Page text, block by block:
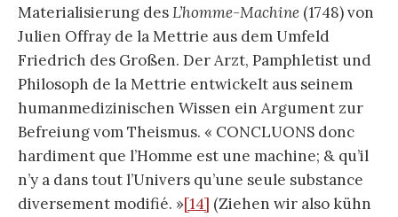
Materialisierung desL’homme-Machine (1748) von
Julien Offray de la Mettrie aus dem Umfeld
Friedrich des Großen. Der Arzt, Pamphletist und
Philosoph de la Mettrie entwickelt aus seinem
humanmedizinischen Wissen ein Argument zur
Befreiung vom Theismus. « CONCLUONS donc
hardiment que l’Homme est une machine; & qu’il
n’y a dans tout l’Univers qu’une seule substance
diversement modifié. »[14] (Ziehen wir also kühn